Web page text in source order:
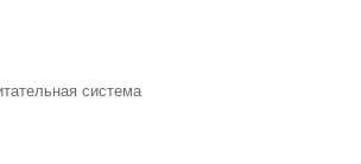
система